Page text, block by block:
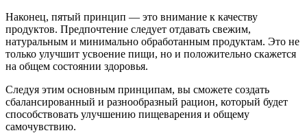
Наконец, пятый принцип — это внимание к качеству
продуктов. Предпочтение следует отдавать свежим,
натуральным и минимально обработанным продуктам. Это не
только улучшит усвоение пищи, но и положительно скажется
на общем состоянии здоровья.
Следуя этим основным принципам, вы сможете создать
сбалансированный и разнообразный рацион, который будет
способствовать улучшению пищеварения и общему
самочувствию.